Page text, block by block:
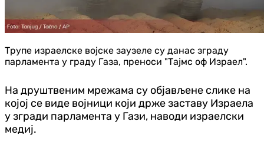
Трупе израелске војске заузеле су данас зграду
парламента у граду Газа, преноси "Тајмс оф Израел".
На друштвеним мрежама су објављене слике на
којој се виде војници који држе заставу Израела
у згради парламента у Гази, наводи израелски
медиј.